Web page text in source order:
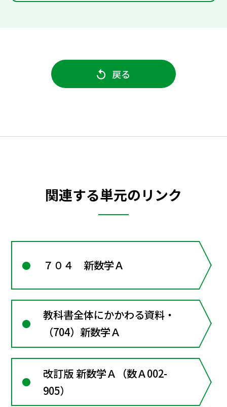
戻る
関連する単元のリンク
７０４ 新数学Ａ
教科書全体にかかわる資料・
（704）新数学Ａ
改訂版 新数学Ａ（数Ａ002-
905）